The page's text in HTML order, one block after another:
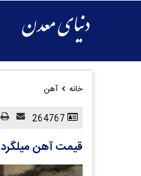
خانه آهن
قیمت آهن میلگرد 1404/04/18